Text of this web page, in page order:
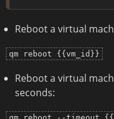
Reboot a virtual
qm reboot {{vm_id}}
Reboot a virtual
seconds: